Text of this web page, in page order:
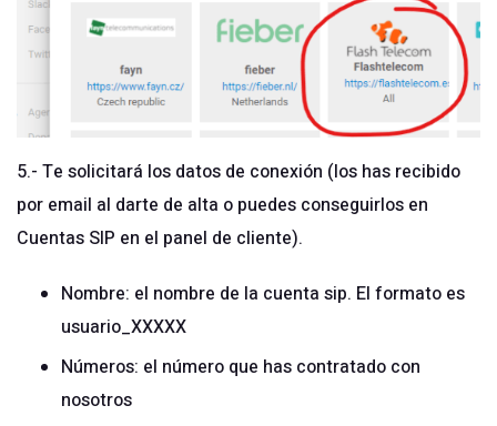
5.- Te solicitará los datos de conexión (los has recibido
por email al darte de alta o puedes conseguirlos en
Cuentas SIP en el panel de cliente).
Nombre: el nombre de la cuenta sip. El formato es
usuario_XXXXX
Números: el número que has contratado con
nosotros